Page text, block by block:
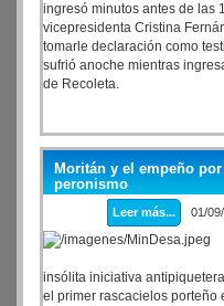
ingresó minutos antes de las
vicepresidenta Cristina
tomarle declaración como
sufrió anoche mientras
de Recoleta.
Moritán y el empeño
peronismo
Leer más... 01/
insólita iniciativa
el primer rascacielos porteño